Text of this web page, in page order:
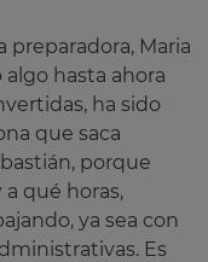
preparadora, Maria
algo hasta ahora
ha sido
que saca
porque
qué horas,
ya sea con
Es